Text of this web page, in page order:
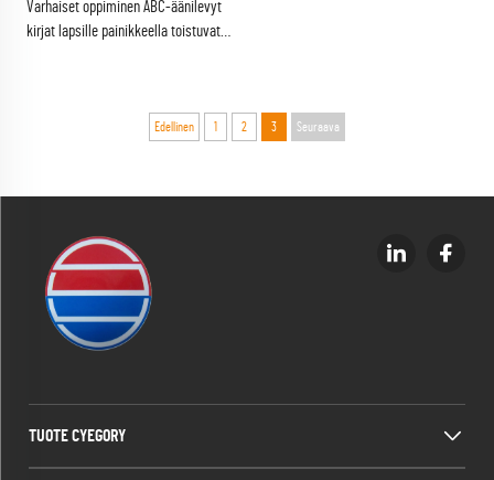
Varhaiset oppiminen ABC-äänilevyt
kirjat lapsille painikkeella toistuvat
Edellinen 1 2 3 Seuraava
TUOTE CYEGORY